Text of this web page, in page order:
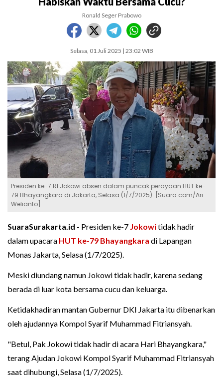
Ronald Seger Prabowo
Selasa, 01 Juli 2025 | 23:02 WIB
Presiden ke-7 RI Jokowi absen dalam puncak perayaan HUT ke-
79 Bhayangkara di Jakarta, Selasa (1/7/2025). [Suara.com/Ari
Welianto]
SuaraSurakarta.id - Presiden ke-7 Jokowitidak hadir
dalam upacara HUT ke-79 Bhayangkara di Lapangan
Monas Jakarta, Selasa (1/7/2025).
Meski diundang namun Jokowi tidak hadir, karena sedang
berada di luar kota bersama cucu dan keluarga.
Ketidakhadiran mantan Gubernur DKI Jakarta itu dibenarkan
oleh ajudannya Kompol Syarif Muhammad Fitriansyah.
"Betul, Pak Jokowi tidak hadir di acara Hari Bhayangkara,"
terang Ajudan Jokowi Kompol Syarif Muhammad Fitriansyah
saat dihubungi, Selasa (1/7/2025).